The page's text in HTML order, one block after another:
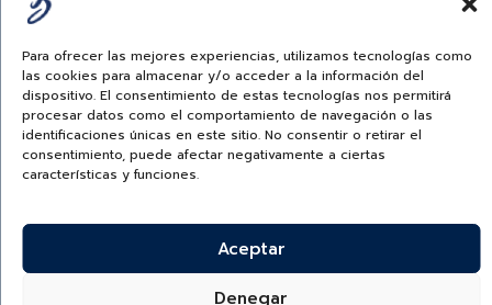
Para ofrecer las mejores experiencias, utilizamos tecnologías como
las cookies para almacenar y/o acceder a la información del
dispositivo. El consentimiento de estas tecnologías nos permitirá
procesar datos como el comportamiento de navegación o las
identificaciones únicas en este sitio. No consentir o retirar el
consentimiento, puede afectar negativamente a ciertas
características y funciones.
Aceptar
Denegar
RELOJERÍA
BAUER NEWS
SERVICIOS
SIGUENOS EN
BAUER & CO SAS. TODOS LOS DERECHOS
POLÍTICA DE PRIVACIDAD
TRATAMIENTO DATOS PERSONALES BAUER